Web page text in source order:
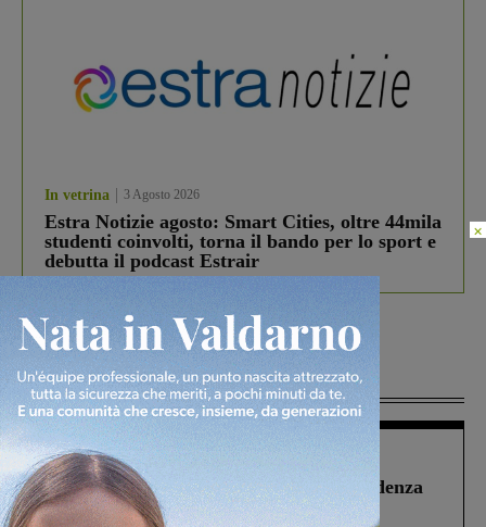
In vetrina 3 Agosto 2026
Estra Notizie agosto: Smart Cities, oltre 44mila
studenti coinvolti, torna il bando per lo sport e
debutta il podcast Estrair
Più lette
Figline Incisa Valdarno 1 Agosto 2026
Piscina di Figline finanziata oltre la scadenza
Pnrr, il gruppo di Fratelli d’Italia: “Un
×